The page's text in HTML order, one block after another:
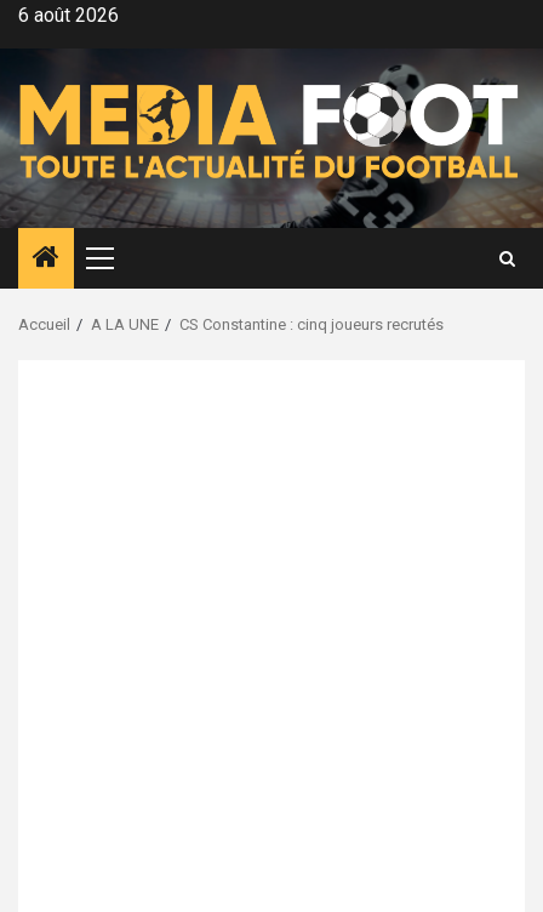
Aller6 août 2026
Menu
principal
Accueil A LA UNE CS Constantine : cinq joueurs recrutés